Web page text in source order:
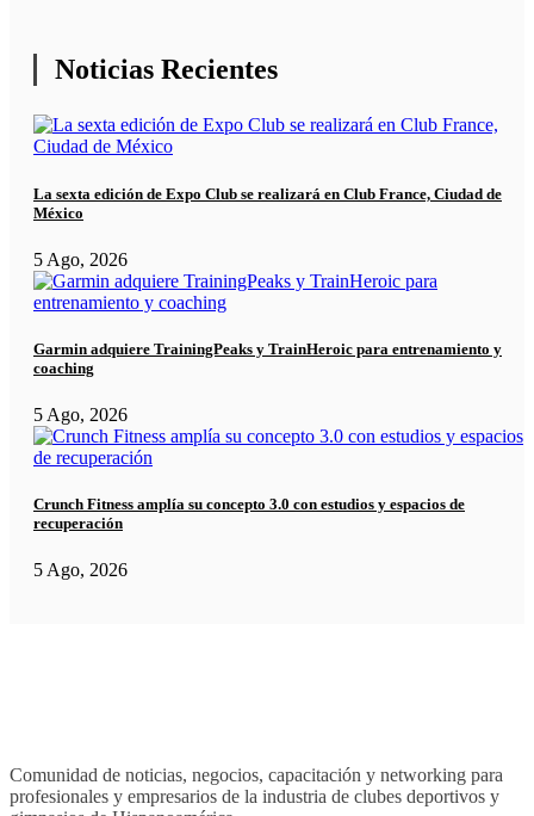
Noticias Recientes
La sexta edición de Expo Club se realizará en Club France, Ciudad de
México
5 Ago, 2026
Garmin adquiere TrainingPeaks y TrainHeroic para entrenamiento y
coaching
5 Ago, 2026
Crunch Fitness amplía su concepto 3.0 con estudios y espacios de
recuperación
5 Ago, 2026
Comunidad de noticias, negocios, capacitación y networking para
profesionales y empresarios de la industria de clubes deportivos y